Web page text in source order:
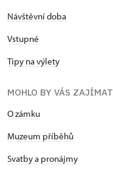
Návštěvní doba
Vstupné
Tipy na výlety
MOHLO BY VÁS ZAJÍMAT
O zámku
Muzeum příběhů
Svatby a pronájmy